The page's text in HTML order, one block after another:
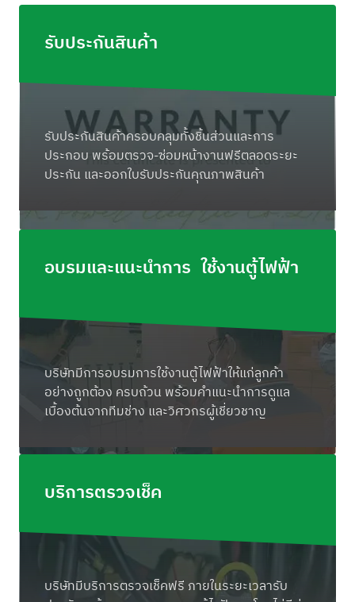
รับประกันสินค้า
รับประกันสินค้าครอบคลุมทั้งชิ้นส่วนและการ
ประกอบ พร้อมตรวจ-ซ่อมหน้างานฟรีตลอดระยะ
ประกัน และออกใบรับประกันคุณภาพสินค้า
อบรมและแนะนำการ ใช้งานตู้ไฟฟ้า
บริษัทมีการอบรมการใช้งานตู้ไฟฟ้าให้แก่ลูกค้า
อย่างถูกต้อง ครบถ้วน พร้อมคำแนะนำการดูแล
เบื้องต้นจากทีมช่าง และวิศวกรผู้เชี่ยวชาญ
บริการตรวจเช็ค
บริษัทมีบริการตรวจเช็คฟรี ภายในระยะเวลารับ